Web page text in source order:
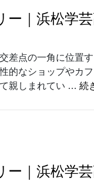
ー｜浜松学
差点の一角に位置
的なショップやカ
親しまれてい … 続
ー｜浜松学